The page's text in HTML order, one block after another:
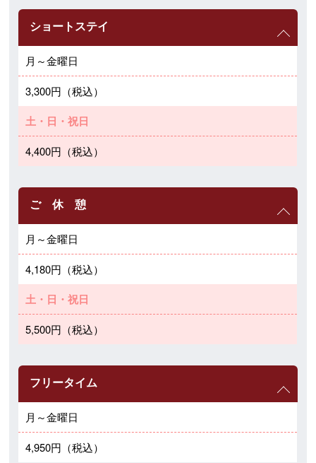
ショートステイ
月～金曜日
3,300円（税込）
土・日・祝日
4,400円（税込）
ご 休 憩
月～金曜日
4,180円（税込）
土・日・祝日
5,500円（税込）
フリータイム
月～金曜日
4,950円（税込）